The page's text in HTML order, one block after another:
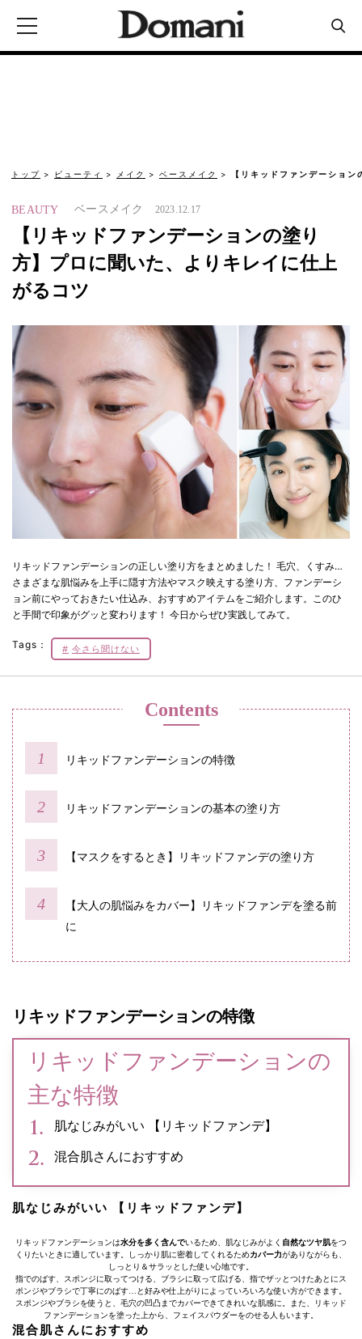
トップ ビューティ メイク ベースメイク 【リキッドファンデーショ
BEAUTY ベースメイク 2023.12.17
【リキッドファンデーションの塗り
方】プロに聞いた、よりキレイに仕上
がるコツ
リキッドファンデーションの正しい塗り方をまとめました！ 毛穴、くすみ…
さまざまな肌悩みを上手に隠す方法やマスク映えする塗り方、ファンデーシ
ョン前にやっておきたい仕込み、おすすめアイテムをご紹介します。このひ
と手間で印象がグッと変わります！ 今日からぜひ実践してみて。
Tags： 今さら聞けない
Contents
リキッドファンデーションの特徴
リキッドファンデーションの基本の塗り方
【マスクをするとき】リキッドファンデの塗り方
【大人の肌悩みをカバー】リキッドファンデを塗る前
に
リキッドファンデーションの特徴
リキッドファンデーションの
主な特徴
肌なじみがいい 【リキッドファンデ】
混合肌さんにおすすめ
肌なじみがいい 【リキッドファンデ】
リキッドファンデーションは水分を多く含んでいるため、肌なじみがよく 自然なツヤ肌をつ
くりたいときに適しています。しっかり肌に密着してくれるためカバー力がありながらも、
しっとり＆サラッとした使い心地です。
指でのばす、スポンジに取ってつける、ブラシに取って広げる、指でザッとつけたあとにス
ポンジやブラシで丁寧にのばす…と好みや仕上がりによっていろいろな使い方ができます。
スポンジやブラシを使うと、毛穴の凹凸までカバーできてきれいな肌感に。また、リキッド
ファンデーションを塗った上から、フェイスパウダーをのせる人もいます。
混合肌さんにおすすめ